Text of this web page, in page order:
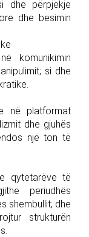
dhe përpjekje
dhe besimin
komunikimin
si dhe
në platformat
dhe gjuhës
një ton të
qytetarëve të
periudhës
shembullit; dhe
strukturën